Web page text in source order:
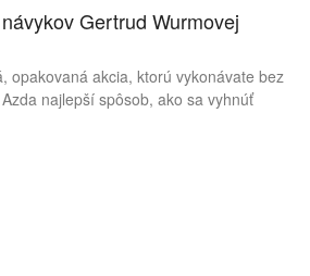
Gertrud Wurmovej
opakovaná akcia, ktorú vykonávate bez
najlepší spôsob, ako sa vyhnúť